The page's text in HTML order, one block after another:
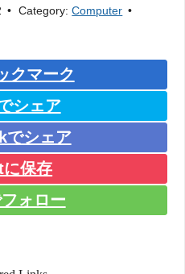
Category:Computer
クマーク
シェア
でシェア
保存
ォロー